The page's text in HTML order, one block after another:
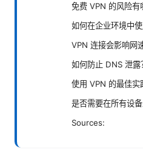
免费 VPN 的风险有
如何在企业环境中使
VPN 连接会影响网
如何防止 DNS 泄露
使用 VPN 的最佳实
是否需要在所有设
Sources: